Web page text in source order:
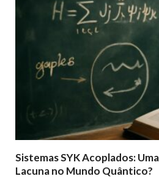
Sistemas SYK Acoplados:
Lacuna no Mundo Quântico?